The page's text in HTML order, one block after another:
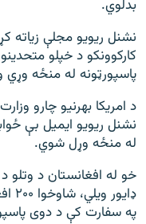
بدلوي.
نشنل ریویو مجلې زیاته
کارکوونکو د خپلو
پاسپورټونه له منځه
د امریکا بهرنیو چارو
نشنل ریویو ایمیل بې
له منځه وړل شوي.
خو له افغانستان د
په سفارت کې د دوی